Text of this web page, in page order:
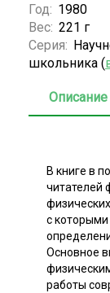
Год: 1980
Вес: 221 г
Серия:
школьника (
Описание
В книге в
читателей
с
Основное
работы